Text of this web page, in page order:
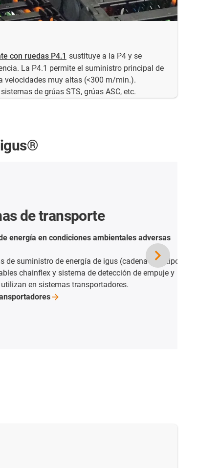
con ruedas P4.1 sustituye a la P4 y se
La P4.1 permite el suministro principal de
velocidades muy altas (<300 m/min.).
de grúas STS, grúas ASC, etc.
igus®
condiciones ambientales adversas
de energía de igus (cadena rol e tipo
y sistema de detección de empuje y
transportadores.